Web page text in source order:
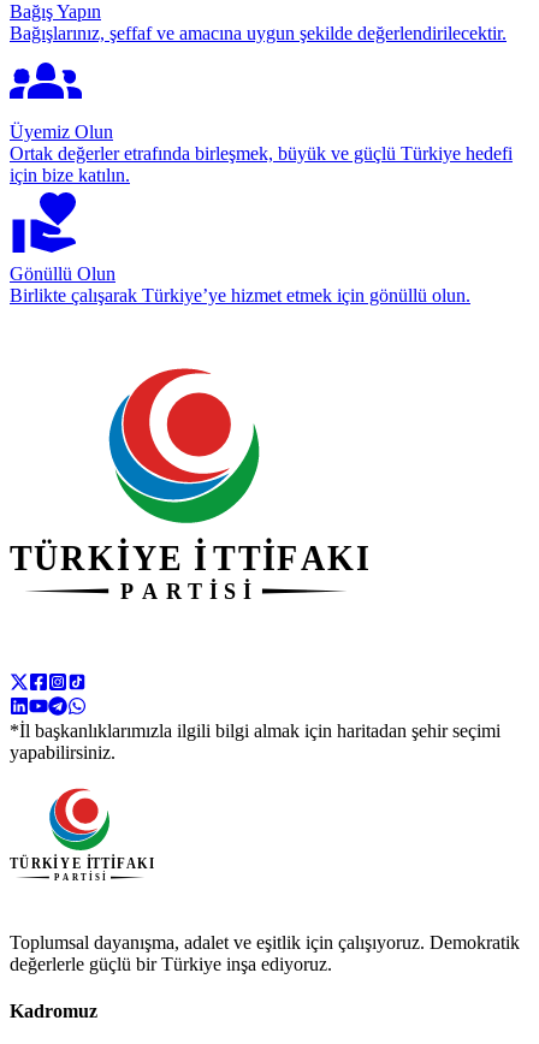
Bağış Yapın
Bağışlarınız, şeffaf ve amacına uygun şekilde değerlendirilecektir.
Üyemiz Olun
Ortak değerler etrafında birleşmek, büyük ve güçlü Türkiye hedefi
için bize katılın.
Gönüllü Olun
Birlikte çalışarak Türkiye’ye hizmet etmek için gönüllü olun.
*İl başkanlıklarımızla ilgili bilgi almak için haritadan şehir seçimi
yapabilirsiniz.
Toplumsal dayanışma, adalet ve eşitlik için çalışıyoruz. Demokratik
değerlerle güçlü bir Türkiye inşa ediyoruz.
Kadromuz